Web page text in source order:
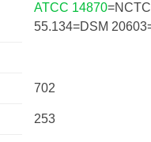
ATCC 14870
55.134=DSM
702
253